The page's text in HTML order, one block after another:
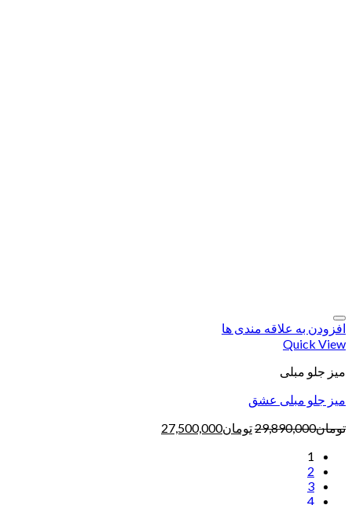
افزودن به علاقه مندی ها
Quick View
میز جلو مبلی
میز جلو مبلی عشق
تومان29,890,000تومان27,500,000
1
2
3
4